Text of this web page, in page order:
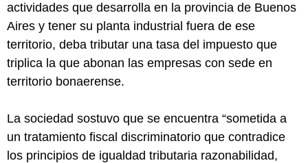
actividades que desarrolla en la provincia de Buenos
Aires y tener su planta industrial fuera de ese
territorio, deba tributar una tasa del impuesto que
triplica la que abonan las empresas con sede en
territorio bonaerense.
La sociedad sostuvo que se encuentra “sometida a
un tratamiento fiscal discriminatorio que contradice
los principios de igualdad tributaria razonabilidad,